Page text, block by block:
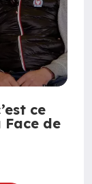
ce
de